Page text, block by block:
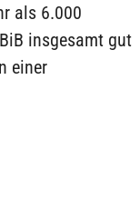
als 6.000
insgesamt gut
einer